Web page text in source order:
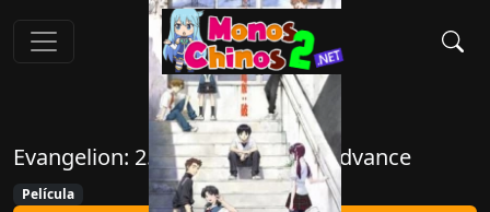
Evangelion: 2.22 You Can (Not) Advance
Película